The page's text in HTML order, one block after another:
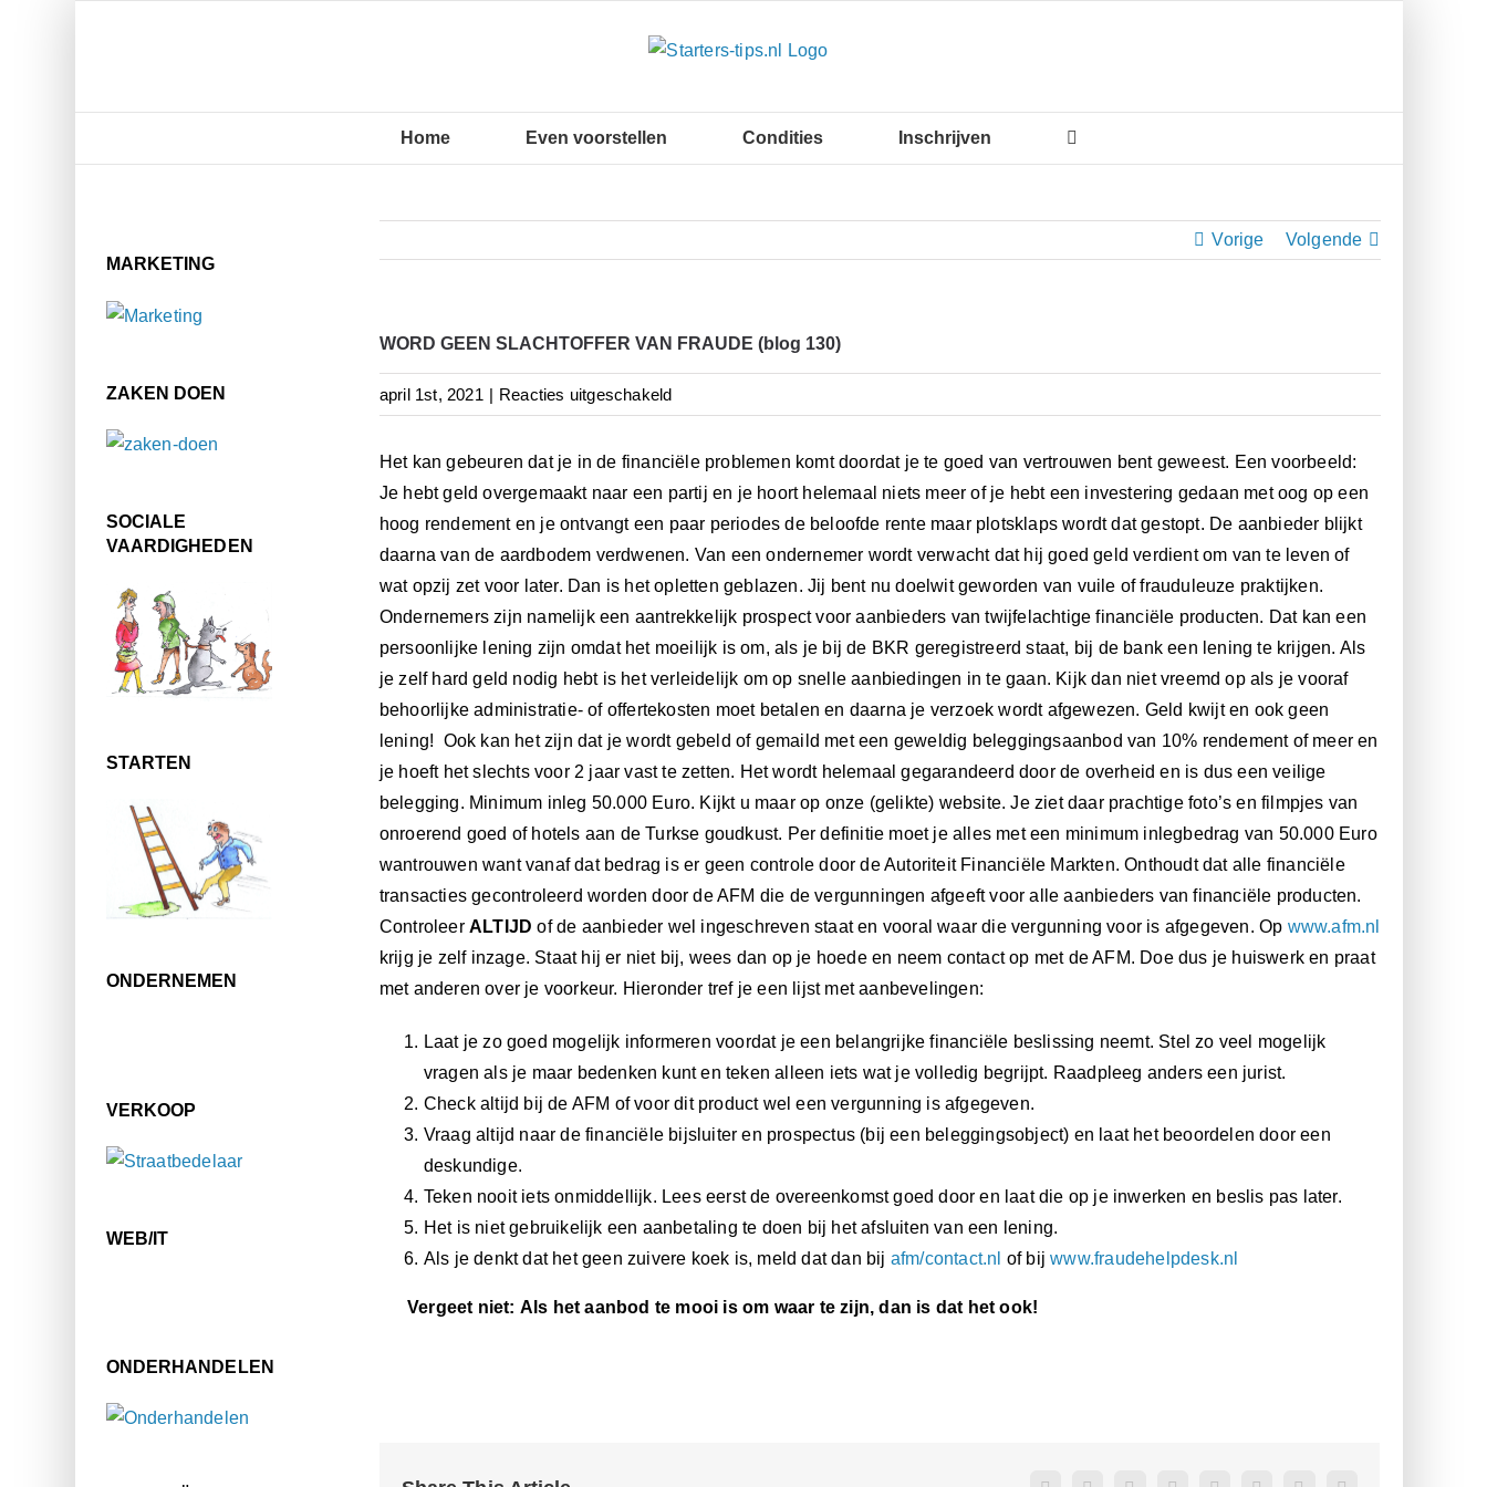
Home Even voorstellen Condities Inschrijven
Vorige Volgende
WORD GEEN SLACHTOFFER VAN FRAUDE (blog 130)
april 1st, 2021 | Reacties uitgeschakeldvoor
GEEN
SLACHTOFFER
Het kan gebeuren dat je in de financiële problemen komt doordat je te goed van vertrouwen bent geweest. Een voorbeeld:
Je hebt geld overgemaakt naar een partij en je hoort helemaal niets meer of je hebt een investering gedaan met oog op een
hoog rendement en je ontvangt een paar periodes de beloofde rente maar plotsklaps wordt dat gestopt. De aanbieder blijkt
daarna van de aardbodem verdwenen. Van een ondernemer wordt verwacht dat hij goed geld verdient om van te leven of
wat opzij zet voor later. Dan is het opletten geblazen. Jij bent nu doelwit geworden van vuile of frauduleuze praktijken.
Ondernemers zijn namelijk een aantrekkelijk prospect voor aanbieders van twijfelachtige financiële producten. Dat kan een
persoonlijke lening zijn omdat het moeilijk is om, als je bij de BKR geregistreerd staat, bij de bank een lening te krijgen. Als
je zelf hard geld nodig hebt is het verleidelijk om op snelle aanbiedingen in te gaan. Kijk dan niet vreemd op als je vooraf
behoorlijke administratie- of offertekosten moet betalen en daarna je verzoek wordt afgewezen. Geld kwijt en ook geen
lening! Ook kan het zijn dat je wordt gebeld of gemaild met een geweldig beleggingsaanbod van 10% rendement of meer en
je hoeft het slechts voor 2 jaar vast te zetten. Het wordt helemaal gegarandeerd door de overheid en is dus een veilige
belegging. Minimum inleg 50.000 Euro. Kijkt u maar op onze (gelikte) website. Je ziet daar prachtige foto’s en filmpjes van
onroerend goed of hotels aan de Turkse goudkust. Per definitie moet je alles met een minimum inlegbedrag van 50.000 Euro
wantrouwen want vanaf dat bedrag is er geen controle door de Autoriteit Financiële Markten. Onthoudt dat alle financiële
transacties gecontroleerd worden door de AFM die de vergunningen afgeeft voor alle aanbieders van financiële producten.
Controleer ALTIJD of de aanbieder wel ingeschreven staat en vooral waar die vergunning voor is afgegeven. Op www.afm.nl
krijg je zelf inzage. Staat hij er niet bij, wees dan op je hoede en neem contact op met de AFM. Doe dus je huiswerk en praat
met anderen over je voorkeur. Hieronder tref je een lijst met aanbevelingen:
Laat je zo goed mogelijk informeren voordat je een belangrijke financiële beslissing neemt. Stel zo veel mogelijk
vragen als je maar bedenken kunt en teken alleen iets wat je volledig begrijpt. Raadpleeg anders een jurist.
Check altijd bij de AFM of voor dit product wel een vergunning is afgegeven.
Vraag altijd naar de financiële bijsluiter en prospectus (bij een beleggingsobject) en laat het beoordelen door een
deskundige.
Teken nooit iets onmiddellijk. Lees eerst de overeenkomst goed door en laat die op je inwerken en beslis pas later.
Het is niet gebruikelijk een aanbetaling te doen bij het afsluiten van een lening.
Als je denkt dat het geen zuivere koek is, meld dat dan bij afm/contact.nl of bijwww.fraudehelpdesk.nl
Vergeet niet: Als het aanbod te mooi is om waar te zijn, dan is dat het ook!
MARKETING
ZAKEN DOEN
SOCIALE
VAARDIGHEDEN
STARTEN
ONDERNEMEN
VERKOOP
WEB/IT
ONDERHANDELEN